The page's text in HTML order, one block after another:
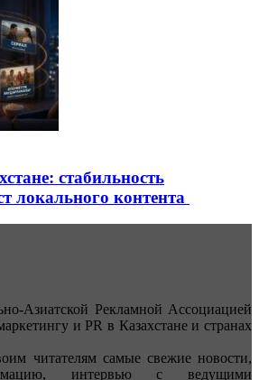
стабильность
локального контента
Азиатской Рекламной Ассоциацией
и PR в Казахстане и странах
читателям самые свежие новости,
интервью с ведущими